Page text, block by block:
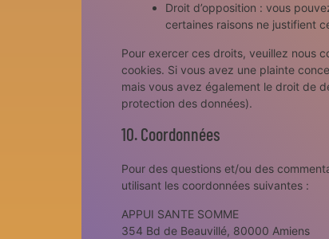
Droit d’opposition : vous
certaines raisons ne justifient
Pour exercer ces droits, veuillez nous
cookies. Si vous avez une plainte
mais vous avez également le droit de
protection des données).
10. Coordonnées
Pour des questions et/ou des
utilisant les coordonnées suivantes :
APPUI SANTE SOMME
354 Bd de Beauvillé, 80000 Amiens